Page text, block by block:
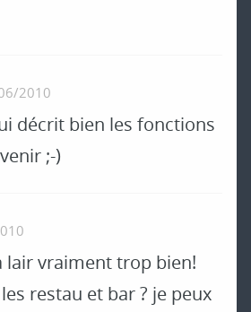
2010
décrit bien les fonctions
;-)
lair vraiment trop bien!
restau et bar ? je peux